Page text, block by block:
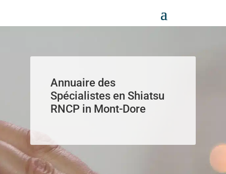
Annuaire des
Spécialistes en Shiatsu
RNCP in Mont-Dore